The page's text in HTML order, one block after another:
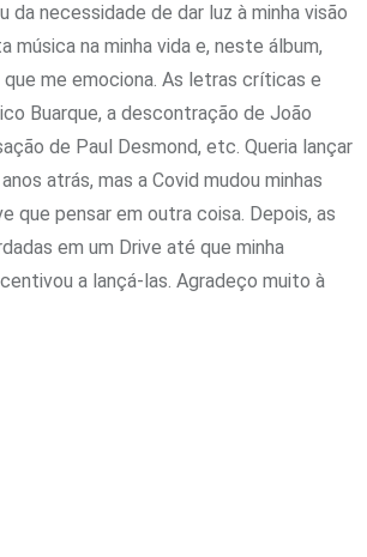
da necessidade de dar luz à minha visão
música na minha vida e, neste álbum,
me emociona. As letras críticas e
Buarque, a descontração de João
de Paul Desmond, etc. Queria lançar
atrás, mas a Covid mudou minhas
que pensar em outra coisa. Depois, as
em um Drive até que minha
a lançá-las. Agradeço muito à